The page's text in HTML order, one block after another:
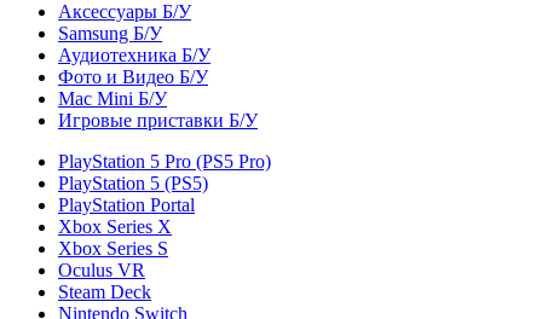
Аксессуары Б/У
Samsung Б/У
Аудиотехника Б/У
Фото и Видео Б/У
Mac Mini Б/У
Игровые приставки Б/У
PlayStation 5 Pro (PS5 Pro)
PlayStation 5 (PS5)
PlayStation Portal
Xbox Series X
Xbox Series S
Oculus VR
Steam Deck
Nintendo Switch